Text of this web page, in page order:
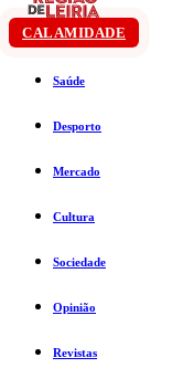
CALAMIDADE
Saúde
Desporto
Mercado
Cultura
Sociedade
Opinião
Revistas